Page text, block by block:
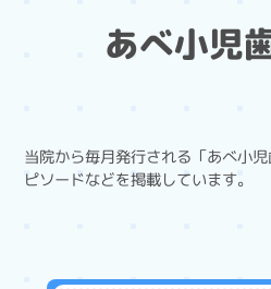
あべ小児
当院から毎月発行される「あべ小
ピソードなどを掲載しています。